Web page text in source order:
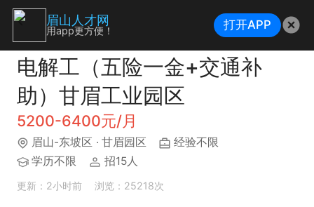
电解工（五险一金+交通补
助）甘眉工业园区
5200-6400元/月
眉山-东坡区 · 甘眉园区
经验不限
学历不限
招15人
更新：2小时前 浏览：25218次
眉山人才网
用app更方便！ 打开APP